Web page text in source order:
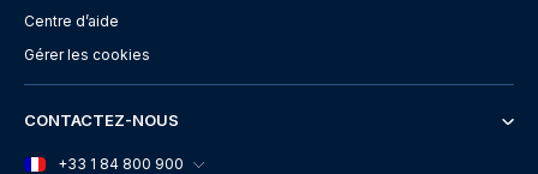
Centre d’aide
Gérer les cookies
CONTACTEZ-NOUS
+33 1 84 800 900